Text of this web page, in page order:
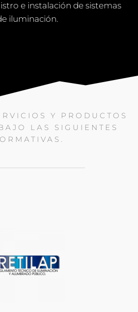
e instalación de sistemas
iluminación.
Y PRODUCTOS
LAS SIGUIENTES